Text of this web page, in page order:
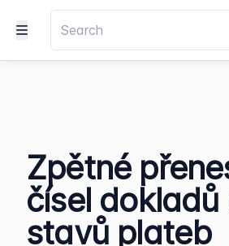
Zpětné
čísel dokladů
stavů plateb